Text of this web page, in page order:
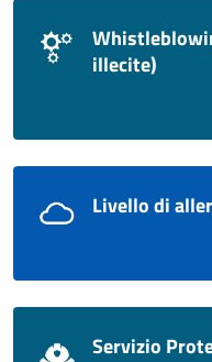
illecite)
Livello di
Servizio